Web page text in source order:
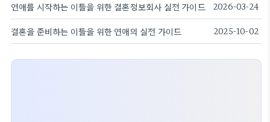
연애를 시작하는 이들을 위한 결혼정보회사 실전 가이드 2026-03-24
결혼을 준비하는 이들을 위한 연애의 실전 가이드 2025-10-02